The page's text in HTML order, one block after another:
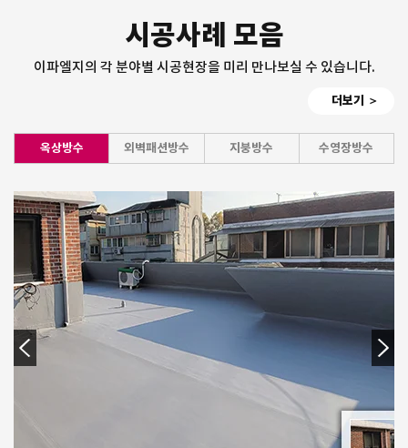
시공사례 모음
이파엘지의 각 분야별 시공현장을 미리 만나보실 수 있습니다.
더보기 ＞
옥상방수 외벽패션방수 지붕방수 수영장방수